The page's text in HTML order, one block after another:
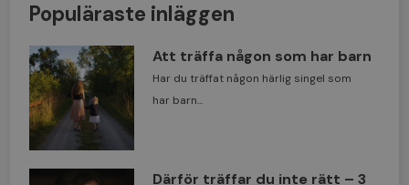
Populäraste inläggen
Att träffa någon som har barn
Har du träffat någon härlig singel som
har barn...
Därför träffar du inte rätt – 3